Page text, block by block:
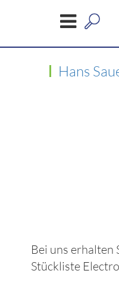
Hans
Bei uns erhalten
Stückliste